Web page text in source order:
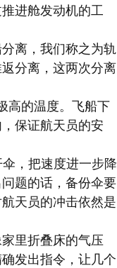
进舱发动机的工
离，我们称之为轨
分离，这两次分离
高的温度。飞船下
保证航天员的安
，把速度进一步降
题的话，备份伞要
天员的冲击依然是
里折叠床的气压
发出指令，让几个